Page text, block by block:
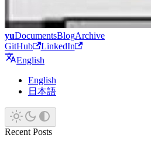
yuDocumentsBlogArchive
GitHub
LinkedIn
English
English
日本語
Recent Posts